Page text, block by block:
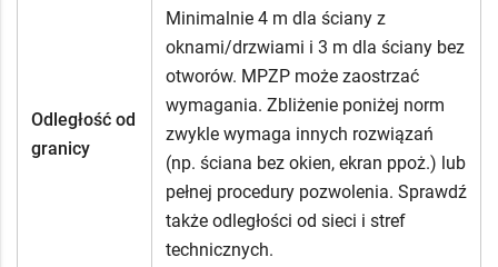
Odległość od
granicy
Minimalnie 4 m dla ściany z
oknami/drzwiami i 3 m dla ściany bez
otworów. MPZP może zaostrzać
wymagania. Zbliżenie poniżej norm
zwykle wymaga innych rozwiązań
(np. ściana bez okien, ekran ppoż.) lub
pełnej procedury pozwolenia. Sprawdź
także odległości od sieci i stref
technicznych.